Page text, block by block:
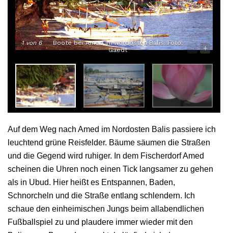
1von 6
Boote bei Amed im Nordosten Balis. Foto:
Gaedt
- +
Auf dem Weg nach Amed im Nordosten Balis passiere ich
leuchtend grüne Reisfelder. Bäume säumen die Straßen
und die Gegend wird ruhiger. In dem Fischerdorf Amed
scheinen die Uhren noch einen Tick langsamer zu gehen
als in Ubud. Hier heißt es Entspannen, Baden,
Schnorcheln und die Straße entlang schlendern. Ich
schaue den einheimischen Jungs beim allabendlichen
Fußballspiel zu und plaudere immer wieder mit den